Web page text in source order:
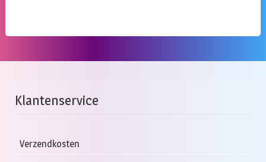
Klantenservice
Verzendkosten